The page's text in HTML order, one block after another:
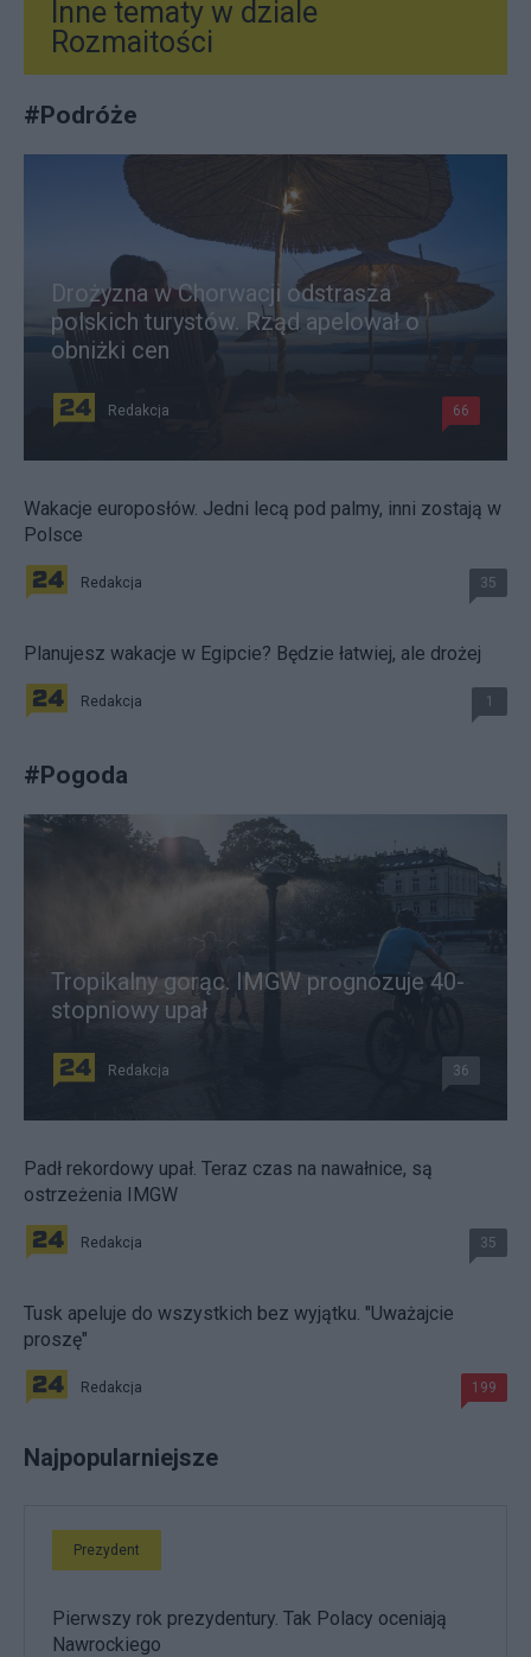
Inne tematy w dziale
Rozmaitości
#Podróże
Drożyzna w Chorwacji odstrasza
polskich turystów. Rząd apelował o
obniżki cen
Redakcja 66
Wakacje europosłów. Jedni lecą pod palmy, inni zostają w
Polsce
Redakcja 35
Planujesz wakacje w Egipcie? Będzie łatwiej, ale drożej
Redakcja 1
#Pogoda
Tropikalny gorąc. IMGW prognozuje 40-
stopniowy upał
Redakcja 36
Padł rekordowy upał. Teraz czas na nawałnice, są
ostrzeżenia IMGW
Redakcja 35
Tusk apeluje do wszystkich bez wyjątku. "Uważajcie
proszę"
Redakcja 199
Najpopularniejsze
Prezydent
Pierwszy rok prezydentury. Tak Polacy oceniają
Nawrockiego